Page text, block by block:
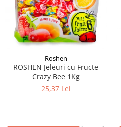
Roshen
ROSHEN Jeleuri cu Fructe
Crazy Bee 1Kg
25,37 Lei